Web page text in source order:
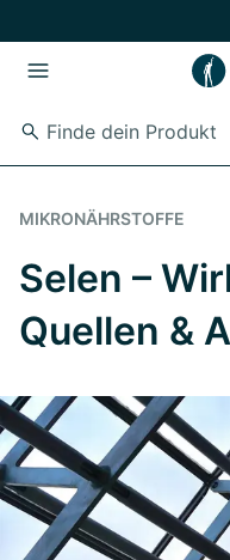
MIKRONÄHRSTOFFE
Selen –
Quellen &